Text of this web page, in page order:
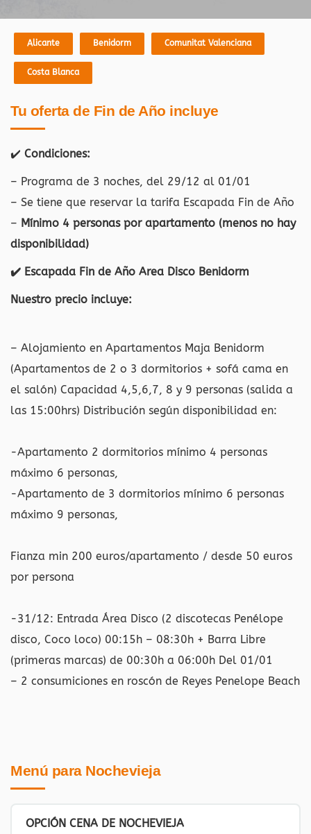
Alicante Benidorm Comunitat Valenciana
Costa Blanca
Tu oferta de Fin de Año incluye
✔️ Condiciones:
– Programa de 3 noches, del 29/12 al 01/01
– Se tiene que reservar la tarifa Escapada Fin de Año
– Mínimo 4 personas por apartamento (menos no hay
disponibilidad)
✔️ Escapada Fin de Año Area Disco Benidorm
Nuestro precio incluye:
– Alojamiento en Apartamentos Maja Benidorm
(Apartamentos de 2 o 3 dormitorios + sofá cama en
el salón) Capacidad 4,5,6,7, 8 y 9 personas (salida a
las 15:00hrs) Distribución según disponibilidad en:
-Apartamento 2 dormitorios mínimo 4 personas
máximo 6 personas,
-Apartamento de 3 dormitorios mínimo 6 personas
máximo 9 personas,
Fianza min 200 euros/apartamento / desde 50 euros
por persona
-31/12: Entrada Área Disco (2 discotecas Penélope
disco, Coco loco) 00:15h – 08:30h + Barra Libre
(primeras marcas) de 00:30h a 06:00h Del 01/01
– 2 consumiciones en roscón de Reyes Penelope Beach
Menú para Nochevieja
OPCIÓN CENA DE NOCHEVIEJA